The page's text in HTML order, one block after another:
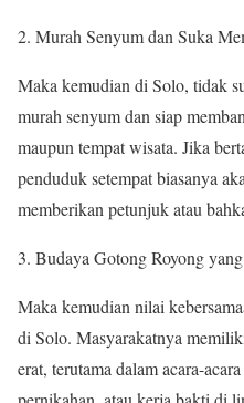
Murah Senyum dan Suka
Maka kemudian di Solo, tidak
murah senyum dan siap
maupun tempat wisata. Jika
penduduk setempat biasanya
memberikan petunjuk atau
Budaya Gotong Royong
Maka kemudian nilai
di Solo. Masyarakatnya
erat, terutama dalam acara-